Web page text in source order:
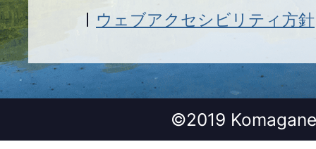
ウェブアクセシビリティ方針
©2019